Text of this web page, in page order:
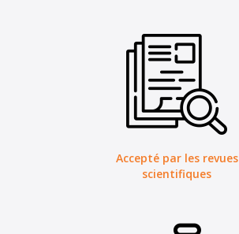
Accepté par les revues
scientifiques